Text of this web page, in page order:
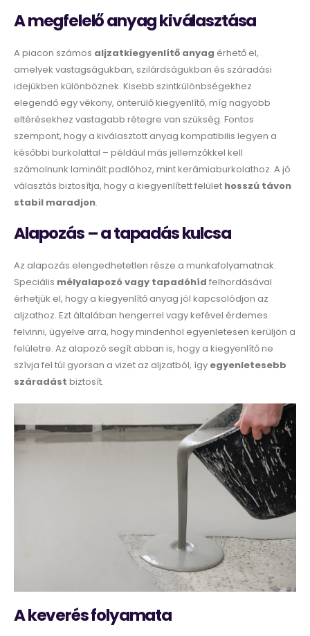
A megfelelő anyag kiválasztása
A piacon számos aljzatkiegyenlítő anyag érhető el,
amelyek vastagságukban, szilárdságukban és száradási
idejükben különböznek. Kisebb szintkülönbségekhez
elegendő egy vékony, önterülő kiegyenlítő, míg nagyobb
eltérésekhez vastagabb rétegre van szükség. Fontos
szempont, hogy a kiválasztott anyag kompatibilis legyen a
későbbi burkolattal – például más jellemzőkkel kell
számolnunk laminált padlóhoz, mint kerámiaburkolathoz. A jó
választás biztosítja, hogy a kiegyenlített felület hosszú távon
stabil maradjon.
Alapozás – a tapadás kulcsa
Az alapozás elengedhetetlen része a munkafolyamatnak.
Speciális mélyalapozó vagy tapadóhíd felhordásával
érhetjük el, hogy a kiegyenlítő anyag jól kapcsolódjon az
aljzathoz. Ezt általában hengerrel vagy kefével érdemes
felvinni, ügyelve arra, hogy mindenhol egyenletesen kerüljön a
felületre. Az alapozó segít abban is, hogy a kiegyenlítő ne
szívja fel túl gyorsan a vizet az aljzatból, így egyenletesebb
száradást biztosít.
A keverés folyamata